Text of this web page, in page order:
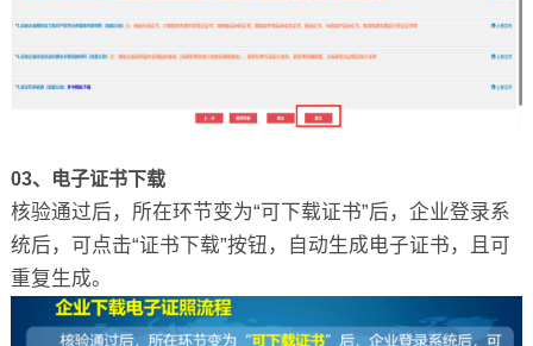
03、电子证书下载
核验通过后，所在环节变为“可下载证书”后，企业登录系
统后，可点击“证书下载”按钮，自动生成电子证书，且可
重复生成。